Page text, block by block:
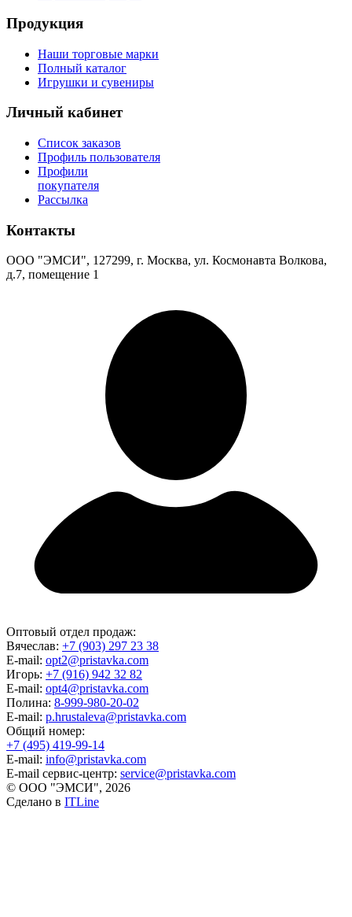
Продукция
Наши торговые марки
Полный каталог
Игрушки и сувениры
Личный кабинет
Список заказов
Профиль пользователя
Профили
покупателя
Рассылка
Контакты
ООО "ЭМСИ", 127299, г. Москва, ул. Космонавта Волкова,
д.7, помещение 1
Оптовый отдел продаж:
Вячеслав: +7 (903) 297 23 38
E-mail: opt2@pristavka.com
Игорь: +7 (916) 942 32 82
E-mail: opt4@pristavka.com
Полина: 8-999-980-20-02
E-mail: p.hrustaleva@pristavka.com
Общий номер:
+7 (495) 419-99-14
E-mail: info@pristavka.com
E-mail сервис-центр: service@pristavka.com
© ООО "ЭМСИ", 2026
Сделано в ITLine